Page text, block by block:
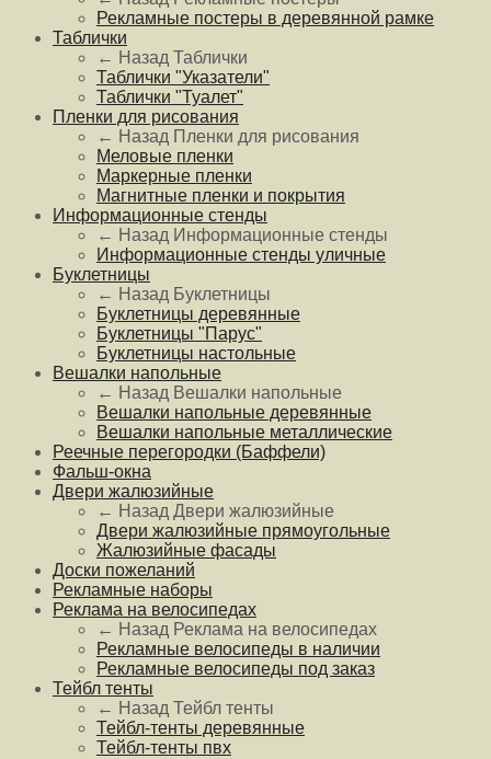
Рекламные постеры в деревянной рамке
Таблички
← Назад Таблички
Таблички "Указатели"
Таблички "Туалет"
Пленки для рисования
← Назад Пленки для рисования
Меловые пленки
Маркерные пленки
Магнитные пленки и покрытия
Информационные стенды
← Назад Информационные стенды
Информационные стенды уличные
Буклетницы
← Назад Буклетницы
Буклетницы деревянные
Буклетницы "Парус"
Буклетницы настольные
Вешалки напольные
← Назад Вешалки напольные
Вешалки напольные деревянные
Вешалки напольные металлические
Реечные перегородки (Баффели)
Фальш-окна
Двери жалюзийные
← Назад Двери жалюзийные
Двери жалюзийные прямоугольные
Жалюзийные фасады
Доски пожеланий
Рекламные наборы
Реклама на велосипедах
← Назад Реклама на велосипедах
Рекламные велосипеды в наличии
Рекламные велосипеды под заказ
Тейбл тенты
← Назад Тейбл тенты
Тейбл-тенты деревянные
Тейбл-тенты пвх